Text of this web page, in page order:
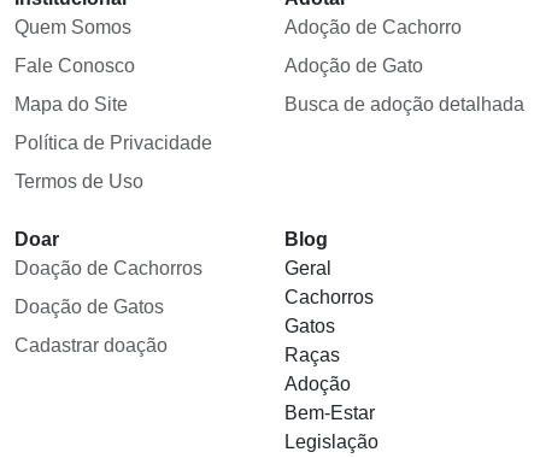
Quem Somos
Fale Conosco
Mapa do Site
Política de Privacidade
Termos de Uso
Adoção de Cachorro
Adoção de Gato
Busca de adoção detalhada
Doar
Doação de Cachorros
Doação de Gatos
Cadastrar doação
Blog
Geral
Cachorros
Gatos
Raças
Adoção
Bem-Estar
Legislação